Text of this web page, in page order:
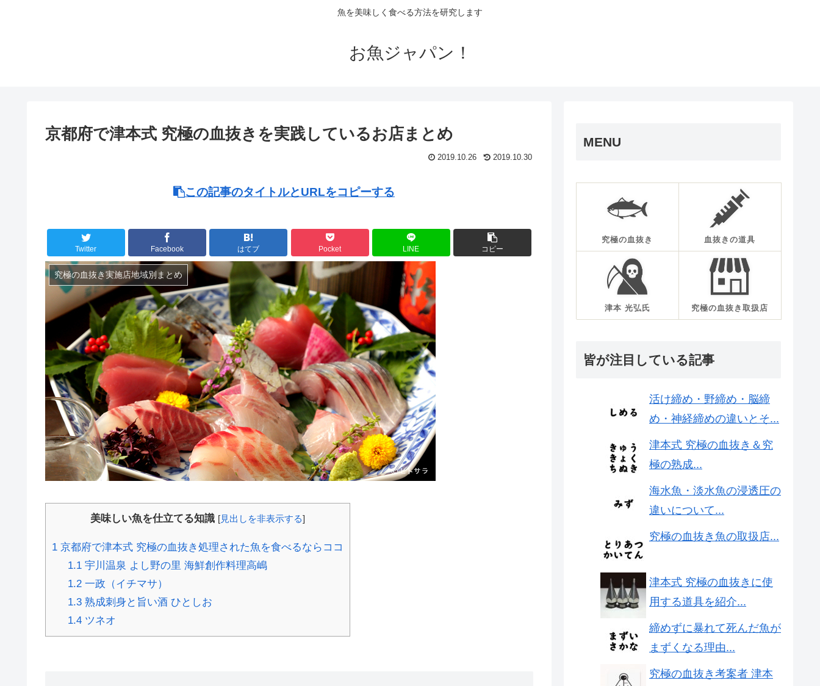
魚を美味しく食べる方法を研究します
お魚ジャパン！
京都府で津本式 究極の血抜きを実践しているお店まとめ
2019.10.30
2019.10.26
この記事のタイトルとURLをコピーする
Twitter Facebook はてブ Pocket LINE コピー
究極の血抜き実施店地域別まとめ
美味しい魚を仕立てる知識 [見出しを非表示する]
1 京都府で津本式 究極の血抜き処理された魚を食べるならココ
1.1宇川温泉 よし野の里 海鮮創作料理高嶋
1.2一政（イチマサ）
1.3熟成刺身と旨い酒 ひとしお
1.4ツネオ
MENU
究極の血抜き 血抜きの道具
津本 光弘氏 究極の血抜き取扱店
皆が注目している記事
活け締め・野締め・脳締
め・神経締めの違いとそ...
津本式 究極の血抜き＆究
極の熟成...
海水魚・淡水魚の浸透圧の
違いについて...
究極の血抜き魚の取扱店...
津本式 究極の血抜きに使
用する道具を紹介...
締めずに暴れて死んだ魚が
まずくなる理由...
究極の血抜き考案者 津本